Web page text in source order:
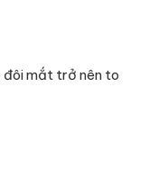
đôi mắt trở nên to